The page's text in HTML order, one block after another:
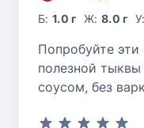
Б:1.0 г Ж: 8.0 г У:
Попробуйте эти
полезной
соусом, без